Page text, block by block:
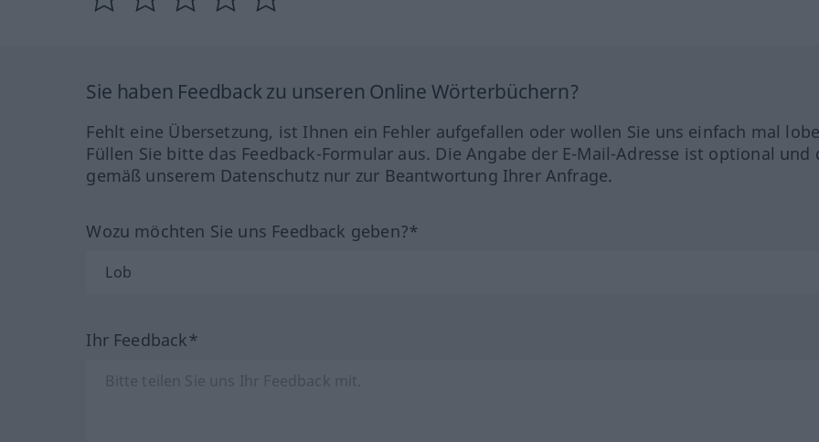
Sie haben Feedback zu unseren Online Wörterbüchern?
Fehlt eine Übersetzung, ist Ihnen ein Fehler aufgefallen oder wollen Sie uns einfach mal
Füllen Sie bitte das Feedback-Formular aus. Die Angabe der E-Mail-Adresse ist optional und
gemäß unserem Datenschutz nur zur Beantwortung Ihrer Anfrage.
Wozu möchten Sie uns Feedback geben?*
Ihr Feedback*